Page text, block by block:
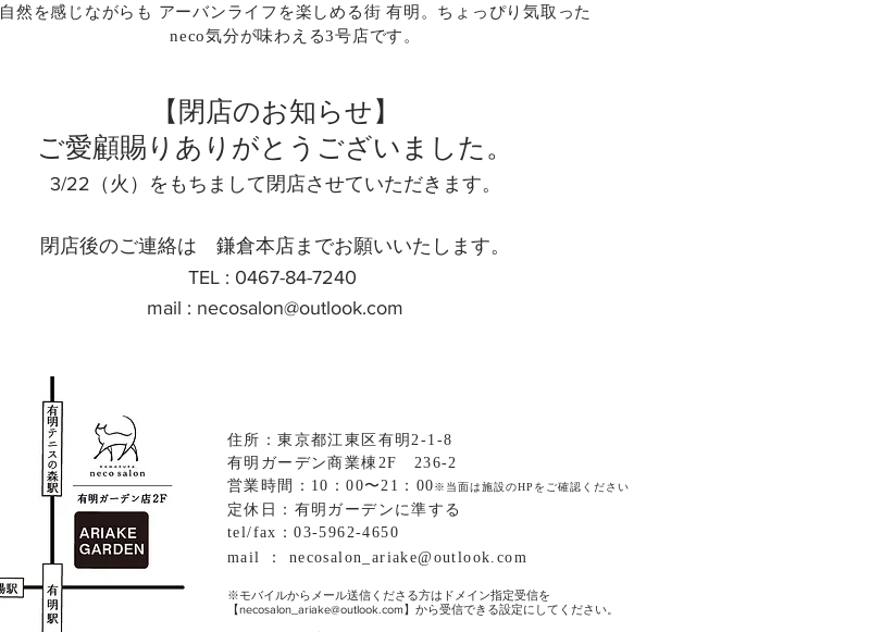
自然を感じながらも アーバンライフを楽しめる街 有明。 ​ちょっぴり気取った
neco気分が味わえる3号店です。
【閉店のお知らせ】
​ご愛顧賜りありがとうございました。
3/22（火）をもちまして閉店させていただきます。
​閉店後のご連絡は 鎌倉本店までお願いいたします。
TEL : 0467-84-7240
mail : necosalon@outlook.com
住所：東京都江東区有明2-1-8
有明ガーデン商業棟2F 236-2
営業時間：10：00〜21：00※当面は施設のHPをご確認ください
定休日：有明ガーデンに準する
tel/fax：03-5962-4650
mail ： necosalon_ariake@outlook.com
※モバイルからメール送信くださる方はドメイン指定受信を
【necosalon_ariake@outlook.com】から受信できる設定にしてください。